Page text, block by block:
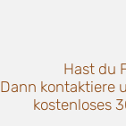
Hast du
Dann kontaktiere
kostenloses